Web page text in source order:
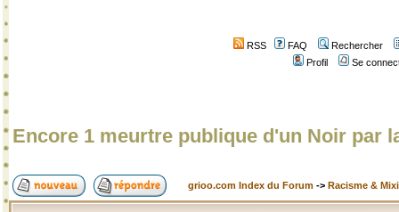
RSS FAQ
Rechercher
Profil
Se
Encore 1 meurtre publique d'un Noir par
grioo.com Index du Forum -> Racisme &